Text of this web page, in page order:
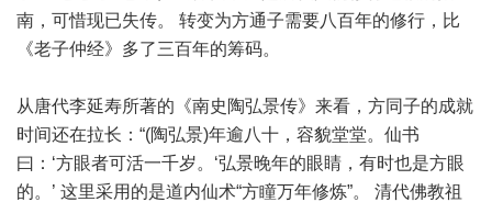
南，可惜现已失传。 转变为方通子需要八百年的修行，比
《老子仲经》多了三百年的筹码。
从唐代李延寿所著的《南史陶弘景传》来看，方同子的成就
时间还在拉长：“(陶弘景)年逾八十，容貌堂堂。仙书
曰：‘方眼者可活一千岁。‘弘景晚年的眼睛，有时也是方眼
的。’ 这里采用的是道内仙术“方瞳万年修炼”。 清代佛教祖